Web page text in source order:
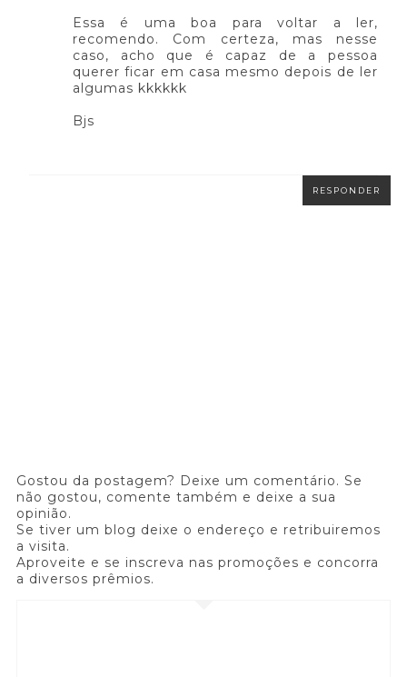
Essa é uma boa para voltar a ler,
recomendo. Com certeza, mas nesse
caso, acho que é capaz de a pessoa
querer ficar em casa mesmo depois de ler
algumas kkkkkk
Bjs
RESPONDER
Gostou da postagem? Deixe um comentário. Se
não gostou, comente também e deixe a sua
opinião.
Se tiver um blog deixe o endereço e retribuiremos
a visita.
Aproveite e se inscreva nas promoções e concorra
a diversos prêmios.